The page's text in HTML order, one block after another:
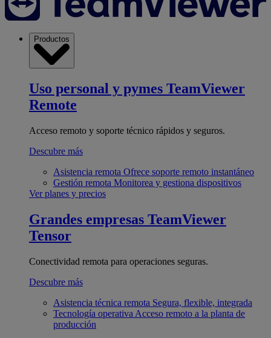
Productos
Uso personal y pymes TeamViewer
Remote
Acceso remoto y soporte técnico rápidos y seguros.
Descubre más
Asistencia remota Ofrece soporte remoto instantáneo
Gestión remota Monitorea y gestiona dispositivos
Ver planes y precios
Grandes empresas TeamViewer
Tensor
Conectividad remota para operaciones seguras.
Descubre más
Asistencia técnica remota Segura, flexible, integrada
Tecnología operativa Acceso remoto a la planta de
producción